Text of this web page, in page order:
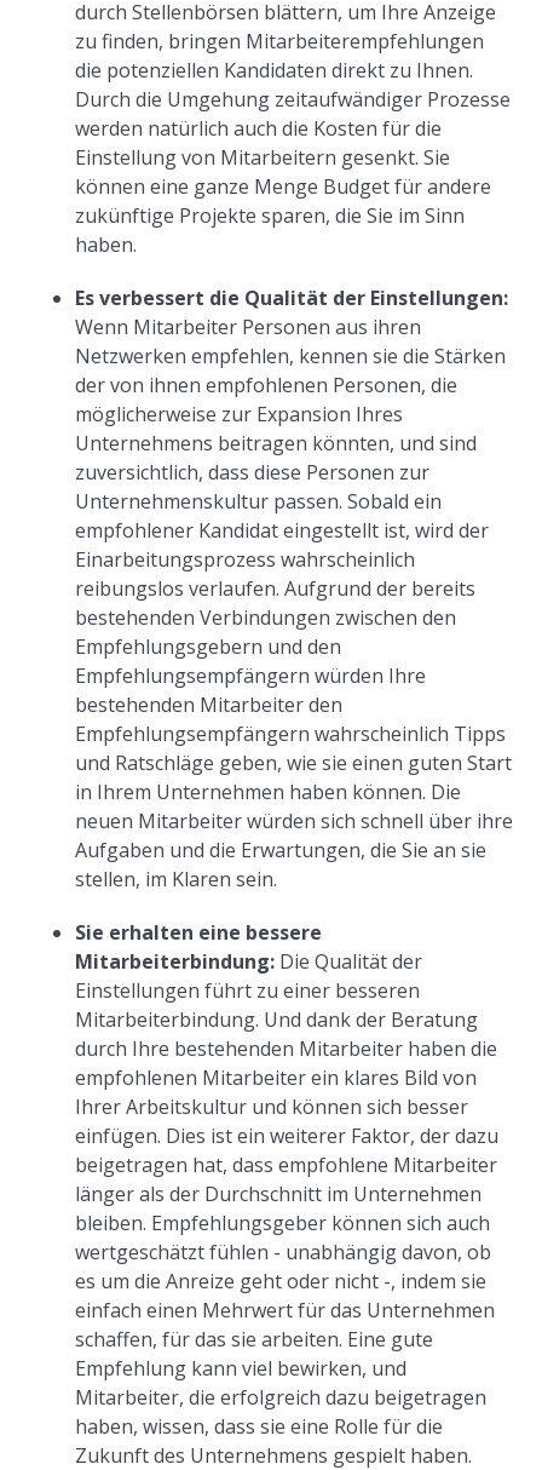
durch Stellenbörsen blättern, um Ihre Anzeige
zu finden, bringen Mitarbeiterempfehlungen
die potenziellen Kandidaten direkt zu Ihnen.
Durch die Umgehung zeitaufwändiger Prozesse
werden natürlich auch die Kosten für die
Einstellung von Mitarbeitern gesenkt. Sie
können eine ganze Menge Budget für andere
zukünftige Projekte sparen, die Sie im Sinn
haben.
Es verbessert die Qualität der Einstellungen:
Wenn Mitarbeiter Personen aus ihren
Netzwerken empfehlen, kennen sie die Stärken
der von ihnen empfohlenen Personen, die
möglicherweise zur Expansion Ihres
Unternehmens beitragen könnten, und sind
zuversichtlich, dass diese Personen zur
Unternehmenskultur passen. Sobald ein
empfohlener Kandidat eingestellt ist, wird der
Einarbeitungsprozess wahrscheinlich
reibungslos verlaufen. Aufgrund der bereits
bestehenden Verbindungen zwischen den
Empfehlungsgebern und den
Empfehlungsempfängern würden Ihre
bestehenden Mitarbeiter den
Empfehlungsempfängern wahrscheinlich Tipps
und Ratschläge geben, wie sie einen guten Start
in Ihrem Unternehmen haben können. Die
neuen Mitarbeiter würden sich schnell über ihre
Aufgaben und die Erwartungen, die Sie an sie
stellen, im Klaren sein.
Sie erhalten eine bessere
Mitarbeiterbindung: Die Qualität der
Einstellungen führt zu einer besseren
Mitarbeiterbindung. Und dank der Beratung
durch Ihre bestehenden Mitarbeiter haben die
empfohlenen Mitarbeiter ein klares Bild von
Ihrer Arbeitskultur und können sich besser
einfügen. Dies ist ein weiterer Faktor, der dazu
beigetragen hat, dass empfohlene Mitarbeiter
länger als der Durchschnitt im Unternehmen
bleiben. Empfehlungsgeber können sich auch
wertgeschätzt fühlen - unabhängig davon, ob
es um die Anreize geht oder nicht -, indem sie
einfach einen Mehrwert für das Unternehmen
schaffen, für das sie arbeiten. Eine gute
Empfehlung kann viel bewirken, und
Mitarbeiter, die erfolgreich dazu beigetragen
haben, wissen, dass sie eine Rolle für die
Zukunft des Unternehmens gespielt haben.